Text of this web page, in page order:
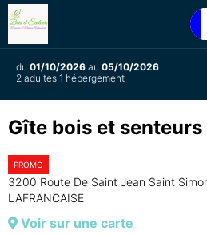
du 01/10/2026 au 05/10/2026
2 adultes 1 hébergement
Gîte bois et senteurs
PROMO
3200 Route De Saint Jean Saint
LAFRANCAISE
Voir sur une carte